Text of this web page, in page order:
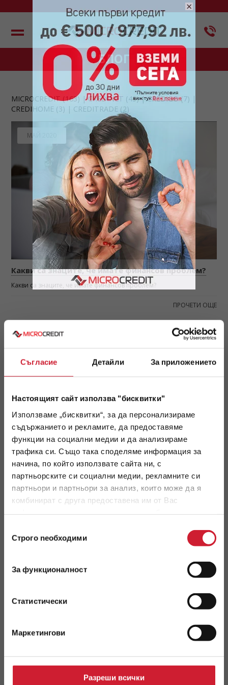
Съгласие Детайли За приложението
Настоящият сайт използва "бисквитки"
Използваме „бисквитки“, за да персонализираме
съдържанието и рекламите, да предоставяме
функции на социални медии и да анализираме
трафика си. Също така споделяме информация за
начина, по който използвате сайта ни, с
партньорските си социални медии, рекламните си
партньори и партньори за анализ, които може да я
комбинират с друга предоставена им от Вас
наСтрого nеобходими
За функционалност
Статистически
Маркетингови
Разреши всички
Меню
×
БЛОГ
MICROCREDIT(163) CREDINET (43) CREDIGO(7)
CREDIHOME (3) CREDITRADE (2)
МАЙ 2020
Какви са знаците, че имате финансов проблем?
Какви са знаците, че имате финансов проблем?
ПРОЧЕТИ ОЩЕ
АПРИЛ 2020
Кредити по време на криза
ПРОЧЕТИ ОЩЕ
МАРТ 2020
Какви видове кредити могат да се вземат в